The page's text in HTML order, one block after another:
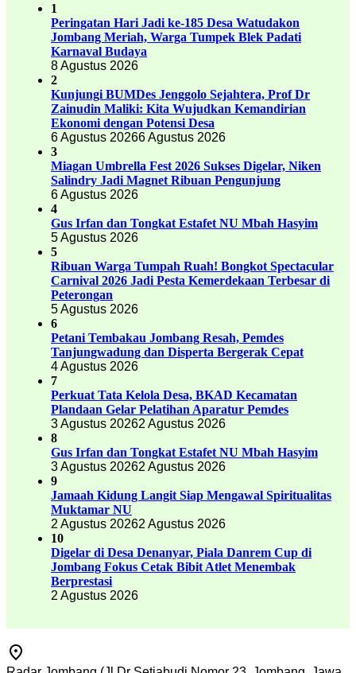
1
Peringatan Hari Jadi ke-185 Desa Watudakon
Jombang Meriah, Warga Tumpek Blek Padati
Karnaval Budaya
8 Agustus 2026
2
Kunjungi BUMDes Jenggolo Sejahtera, Prof Dr
Zainudin Maliki: Kita Wujudkan Kemandirian
Ekonomi dengan Potensi Desa
6 Agustus 20266 Agustus 2026
3
Miagan Umbrella Fest 2026 Sukses Digelar, Niken
Salindry Jadi Magnet Ribuan Pengunjung
6 Agustus 2026
4
Gus Irfan dan Tongkat Estafet NU Mbah Hasyim
5 Agustus 2026
5
Ribuan Warga Tumpah Ruah! Bongkot Spectacular
Carnival 2026 Jadi Pesta Kemerdekaan Terbesar di
Peterongan
5 Agustus 2026
6
Petani Tembakau Jombang Resah, Pemdes
Tanjungwadung dan Disperta Bergerak Cepat
4 Agustus 2026
7
Perkuat Tata Kelola Desa, BKAD Kecamatan
Plandaan Gelar Pelatihan Aparatur Pemdes
3 Agustus 20262 Agustus 2026
8
Gus Irfan dan Tongkat Estafet NU Mbah Hasyim
3 Agustus 20262 Agustus 2026
9
Jamaah Kidung Langit Siap Mengawal Spiritualitas
Muktamar NU
2 Agustus 20262 Agustus 2026
10
Digelar di Desa Denanyar, Piala Danrem Cup di
Jombang Fokus Cetak Bibit Atlet Menembak
Berprestasi
2 Agustus 2026